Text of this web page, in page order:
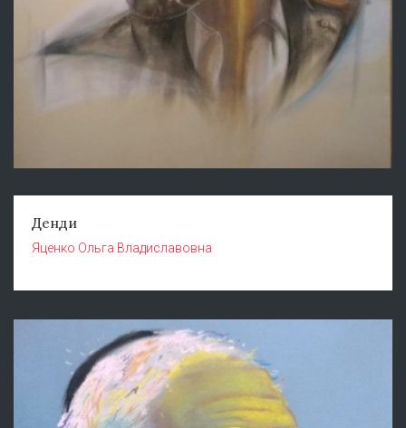
Денди
Яценко Ольга Владиславовна